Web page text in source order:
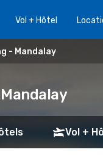
Vol + Hôtel
- Mandalay
Vol +